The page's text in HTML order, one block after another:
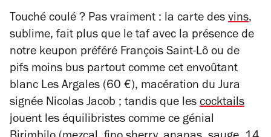
Touché coulé ? Pas vraiment : la carte des vins,
sublime, fait plus que le taf avec la présence de
notre keupon préféré François Saint-Lô ou de
pifs moins bus partout comme cet envoûtant
blanc Les Argales (60 €), macération du Jura
signée Nicolas Jacob ; tandis que les cocktails
jouent les équilibristes comme ce génial